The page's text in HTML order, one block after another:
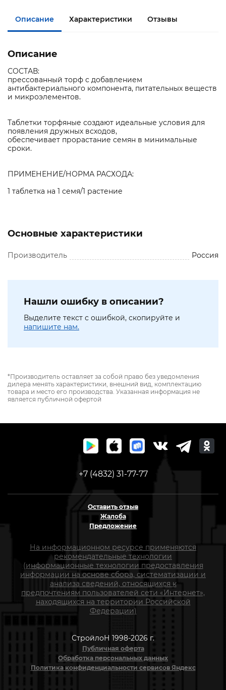
Описание Характеристики Отзывы
Описание
СОСТАВ:
прессованный торф с добавлением
антибактериального компонента, питательных веществ
и микроэлементов.
Таблетки торфяные создают идеальные условия для
появления дружных всходов,
обеспечивает прорастание семян в минимальные
сроки.
ПРИМЕНЕНИЕ/НОРМА РАСХОДА:
1 таблетка на 1 семя/1 растение
Основные характеристики
Производитель Россия
Нашли ошибку в описании?
Выделите текст с ошибкой, скопируйте и
напишите нам.
*Производитель оставляет за собой право без уведомления
дилера менять характеристики, внешний вид, комплектацию
товара и место его производства. Указанная информация не
является публичной офертой
+7 (4832) 31-77-77
Оставить отзыв
Жалоба
Предложение
На информационном ресурсе применяются
рекомендательные технологии
(информационные технологии предоставления
информации на основе сбора, систематизации и
анализа сведений, относящихся к
предпочтениям пользователей сети «Интернет»,
находящихся на территории Российской
Федерации)
СтройлоН 1998-2026 г.
Публичная оферта
Обработка персональных данных
Политика конфиденциальности сервисов Яндекс